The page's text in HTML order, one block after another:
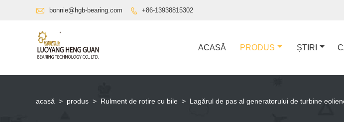
 bonnie@hgb-bearing.com  +86-13938815302
ACASĂ PRODUS ȘTIRI
acasă > produs > Rulment de rotire cu bile > Lagărul de pas al generatorului de turbine